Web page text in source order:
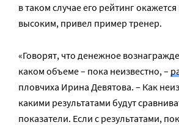
в таком случае его рейтинг
высоким, привел пример тренер.
«Говорят, что денежное
каком объеме – пока неизвестно, –
пловчиха Ирина Девятова. – Как
какими результатами будут
показатели. Если с результатами,